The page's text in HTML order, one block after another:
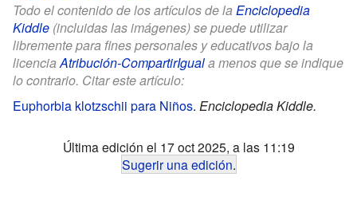
Todo el contenido de los artículos de la Enciclopedia
Kiddle (incluidas las imágenes) se puede utilizar
libremente para fines personales y educativos bajo la
licenciaAtribución-CompartirIguala menos que se indique
lo contrario. Citar este artículo:
Euphorbia klotzschii para Niños. Enciclopedia Kiddle.
Última edición el 17 oct 2025, a las 11:19
Sugerir una edición.